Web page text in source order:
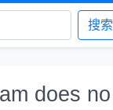
搜索
does no